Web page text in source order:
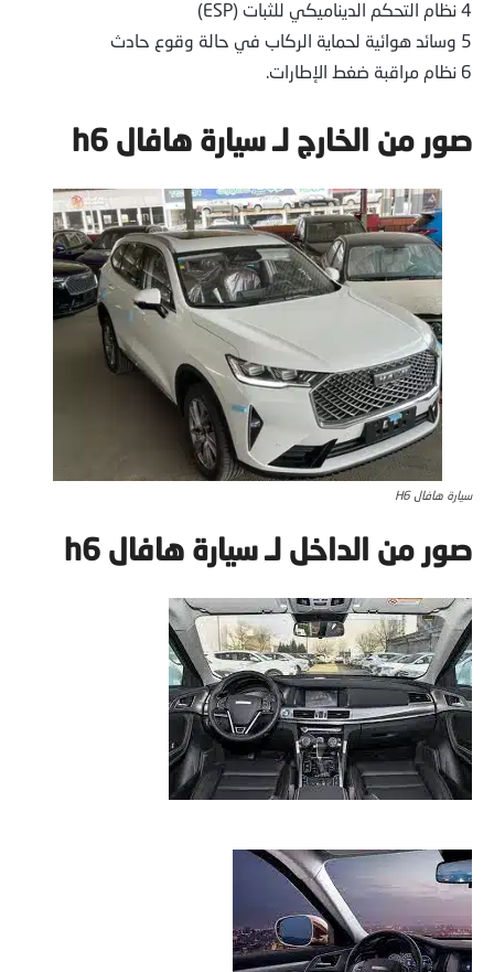
4 نظام التحكم الديناميكي للثبات (ESP)
5 وسائد هوائية لحماية الركاب في حالة وقوع حادث
6 نظام مراقبة ضغط الإطارات.
صور من الخارج لـسيارة هافال h6
سيارة هافال H6
صور من الداخل لـسيارة هافال h6